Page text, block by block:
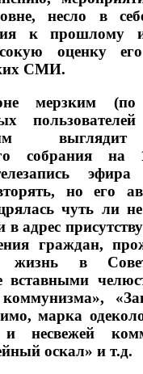
несло в
к прошлому
оценку
СМИ.
мерзким (по
собрания на
эфира
но его
чуть ли
в адрес
граждан,
жизнь в
вставными
марка
несвежей
оскал» и т.д.